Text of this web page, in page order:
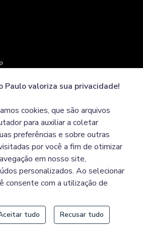
Prefeitura Municipal de São Paulo,
do Chá, 15 - Centro - CEP: 01002-020
Paulo valoriza sua privacidade!
cookies, que são arquivos
para auxiliar a coletar
preferências e sobre outras
por você a fim de otimizar
em nosso site,
personalizados. Ao selecionar
consente com a utilização de
tudo Recusar tudo